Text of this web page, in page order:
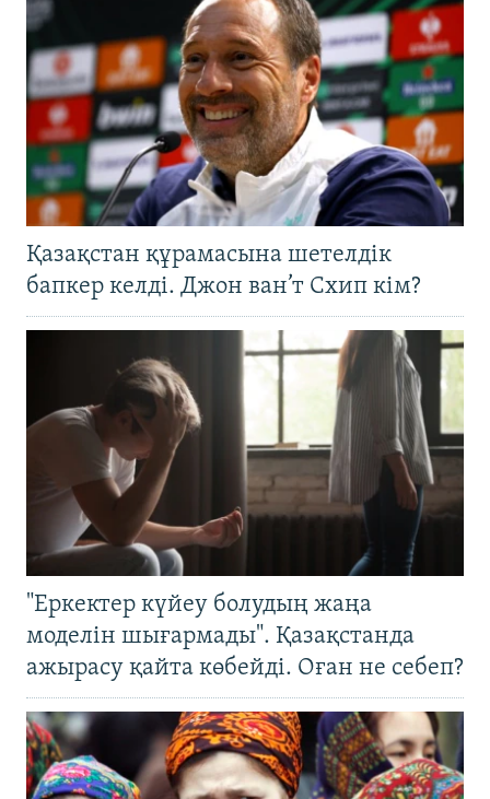
Қазақстан құрамасына шетелдік
бапкер келді. Джон ван’т Схип кім?
"Еркектер күйеу болудың жаңа
моделін шығармады". Қазақстанда
ажырасу қайта көбейді. Оған не себеп?